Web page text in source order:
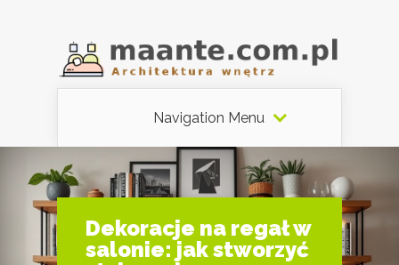
Navigation Menu
Dekoracje na regał w
salonie: jak stworzyć